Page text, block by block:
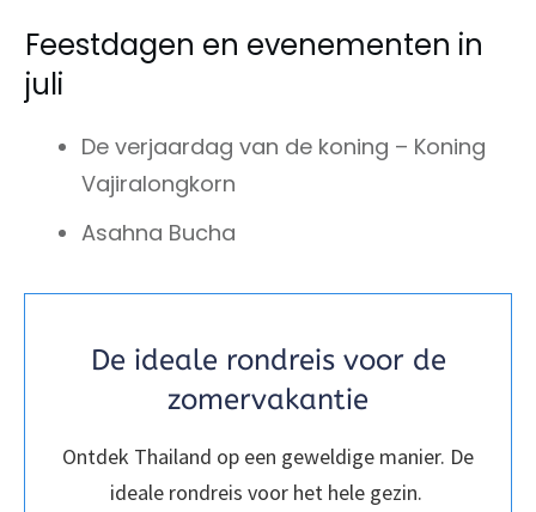
Feestdagen en evenementen in
juli
De verjaardag van de koning – Koning
Vajiralongkorn
Asahna Bucha
De ideale rondreis voor de
zomervakantie
Ontdek Thailand op een geweldige manier. De
ideale rondreis voor het hele gezin.